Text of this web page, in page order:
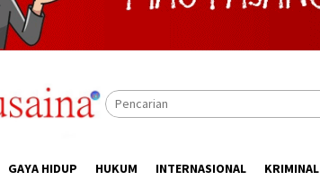
GAYA HIDUP HUKUM INTERNASIONAL KRIMINAL